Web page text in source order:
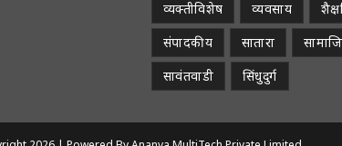
व्यक्तीविशेष
व्यवसाय
संपादकीय
सातारा
सावंतवाडी
सिंधुदुर्ग